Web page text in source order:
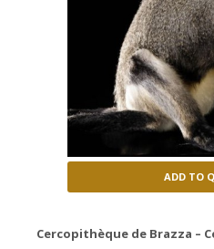
ADD TO
Cercopithèque de Brazza –